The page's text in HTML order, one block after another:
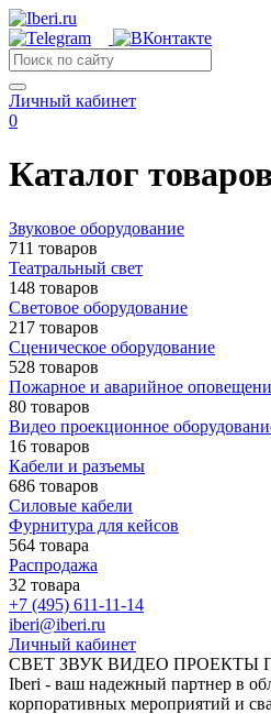
Личный кабинет
0
Каталог
Звуковое оборудование
711 товаров
Театральный свет
148 товаров
Световое оборудование
217 товаров
Сценическое оборудование
528 товаров
Пожарное и аварийное
80 товаров
Видео проекционное
16 товаров
Кабели и разъемы
686 товаров
Силовые кабели
Фурнитура для кейсов
564 товара
Распродажа
32 товара
+7 (495) 611-11-14
iberi@iberi.ru
Личный кабинет
СВЕТ ЗВУК ВИДЕО ПРОЕКТЫ
Iberi - ваш надежный партнер в
корпоративных мероприятий и